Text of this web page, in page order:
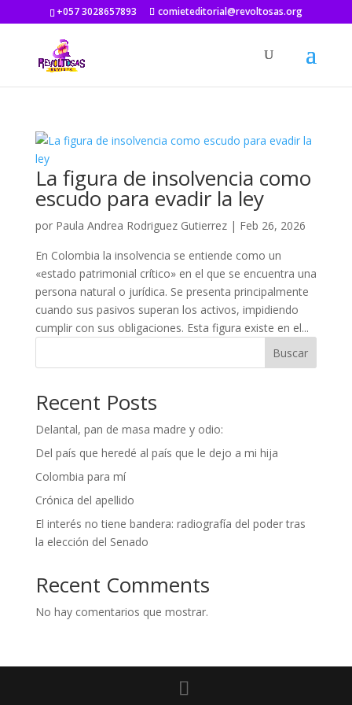
+057 3028657893 comieteditorial@revoltosas.org
La figura de insolvencia como
escudo para evadir la ley
por Paula Andrea Rodriguez Gutierrez| Feb 26, 2026
En Colombia la insolvencia se entiende como un
«estado patrimonial crítico» en el que se encuentra una
persona natural o jurídica. Se presenta principalmente
cuando sus pasivos superan los activos, impidiendo
cumplir con sus obligaciones. Esta figura existe en el...
Buscar
Recent Posts
Delantal, pan de masa madre y odio:
Del país que heredé al país que le dejo a mi hija
Colombia para mí
Crónica del apellido
El interés no tiene bandera: radiografía del poder tras
la elección del Senado
Recent Comments
No hay comentarios que mostrar.